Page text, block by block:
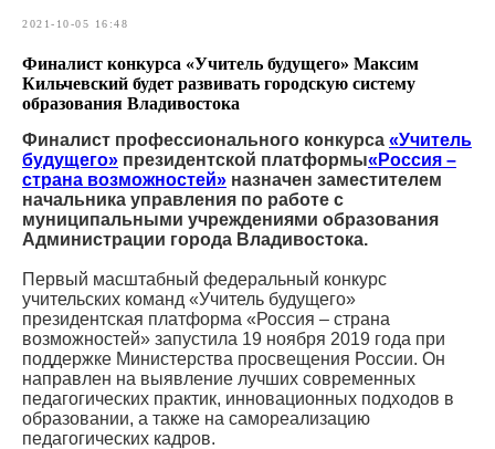
2021-10-05 16:48
Финалист конкурса «Учитель будущего» Максим
Кильчевский будет развивать городскую систему
образования Владивостока
Финалист профессионального конкурса «Учитель
будущего» президентской платформы«Россия –
страна возможностей» назначен заместителем
начальника управления по работе с
муниципальными учреждениями образования
Администрации города Владивостока.
Первый масштабный федеральный конкурс
учительских команд «Учитель будущего»
президентская платформа «Россия – страна
возможностей» запустила 19 ноября 2019 года при
поддержке Министерства просвещения России. Он
направлен на выявление лучших современных
педагогических практик, инновационных подходов в
образовании, а также на самореализацию
педагогических кадров.